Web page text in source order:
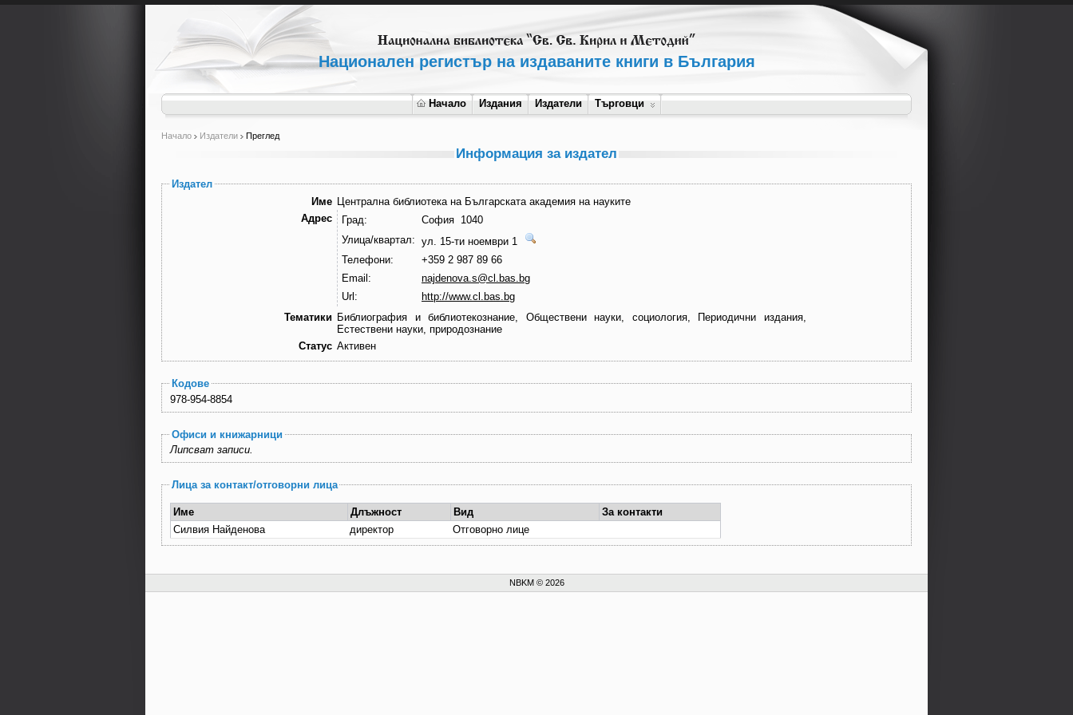
Национален регистър на издаваните книги в България
Начало Издания Издатели Търговци
Начало Издатели Преглед
Информация за издател
Издател
Име Централна библиотека на Българската академия на науките
Адрес
Град:
София 1040
Улица/квартал: ул. 15-ти ноември 1
Телефони:
+359 2 987 89 66
Email:
najdenova.s@cl.bas.bg
Url:
http://www.cl.bas.bg
Тематики Библиография и библиотекознание, Обществени науки, социология, Периодични издания,
Естествени науки, природознание
Статус Активен
Кодове
978-954-8854
Офиси и книжарници
Липсват записи.
Лица за контакт/отговорни лица
Име Длъжност Вид
За контакти
Силвия Найденова
директор Отговорно лице
NBKM © 2026